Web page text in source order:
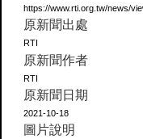
https://www.rti.org.tw/news/
原新聞出處
RTI
原新聞作者
RTI
原新聞日期
2021-10-18
圖片說明